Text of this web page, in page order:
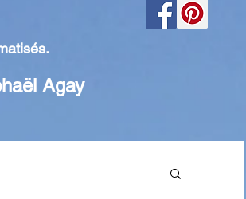
Agay